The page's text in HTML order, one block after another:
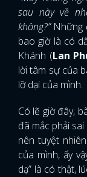
sau này về
không?” Những
bao giờ là có
Khánh (Lan
lời tâm sự của
lỡ dại của mình.
Có lẽ giờ đây,
đã mắc phải
nên tuyệt
của mình, ấy
dạ” là có thật,